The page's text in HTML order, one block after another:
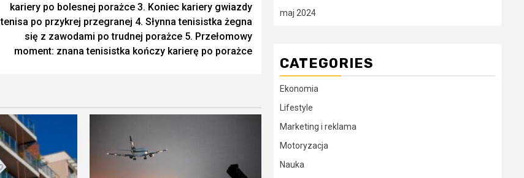
kariery po bolesnej porażce 3. Koniec kariery gwiazdy
tenisa po przykrej przegranej 4. Słynna tenisistka żegna
się z zawodami po trudnej porażce 5. Przełomowy
moment: znana tenisistka kończy karierę po porażce
maj 2024
CATEGORIES
Ekonomia
Lifestyle
Marketing i reklama
Motoryzacja
Nauka